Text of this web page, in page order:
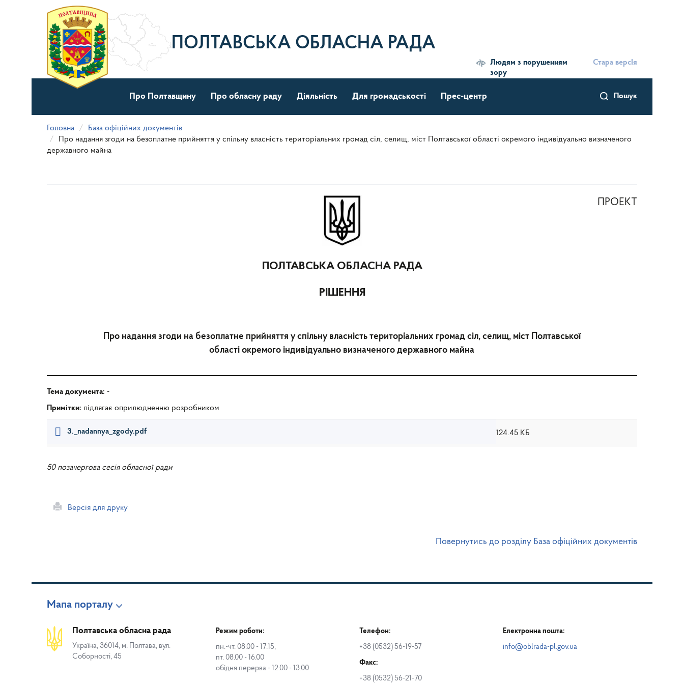
матеріалу
ПОЛТАВСЬКА ОБЛАСНА РАДА
Людям з порушенням
зору
Стара версІя
Пошук
Про Полтавщину Про обласну раду Діяльність Для громадськості Прес-центр
Головна
База офіційних документів
Про надання згоди на безоплатне прийняття у спільну власність територіальних громад сіл, селищ, міст Полтавської області окремого індивідуально визначеного
державного майна
ПРОЕКТ
ПОЛТАВСЬКА ОБЛАСНА РАДА
РІШЕННЯ
Про надання згоди на безоплатне прийняття у спільну власність територіальних громад сіл, селищ, міст Полтавської
області окремого індивідуально визначеного державного майна
Тема документа: -
Примітки: підлягає оприлюдненню розробником
3._nadannya_zgody.pdf 124.45 КБ
50 позачергова сесія обласної ради
Версія для друку
Повернутись до розділу База офіційних документів
Мапа порталу
Полтавська обласна рада
Україна, 36014, м. Полтава, вул.
Соборності, 45
Режим роботи:
пн.-чт. 08.00 - 17.15,
пт. 08.00 - 16.00
обідня перерва - 12.00 - 13.00
Телефон:
+38 (0532) 56-19-57
Факс:
+38 (0532) 56-21-70
Електронна пошта:
info@oblrada-pl.gov.ua